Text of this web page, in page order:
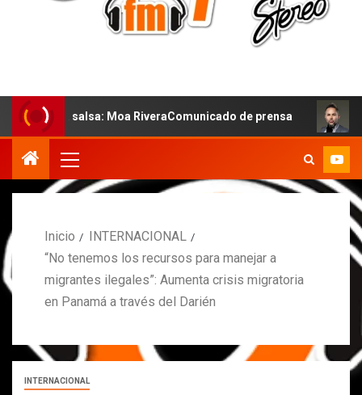
salsa: Moa RiveraComunicado de prensa MARCOS
Inicio
INTERNACIONAL
“No tenemos los recursos para manejar a
migrantes ilegales”: Aumenta crisis migratoria
en Panamá a través del Darién
INTERNACIONAL